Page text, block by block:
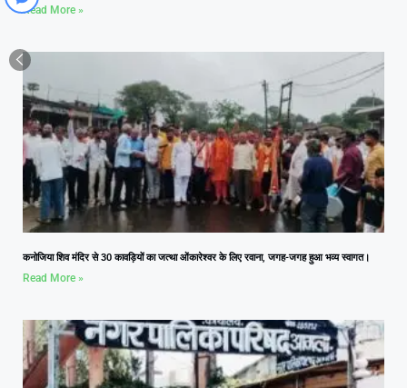
Read More »
कनोजिया शिव मंदिर से 30 कावड़ियों का जत्था ओंकारेश्वर के लिए रवाना, जगह-जगह हुआ भव्य स्वागत।
Read More »